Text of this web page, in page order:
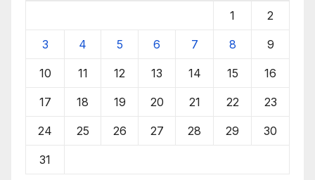
1 2
3 4 5 6 7 8 9
10 11 12 13 14 15 16
17 18 19 20 21 22 23
24 25 26 27 28 29 30
31